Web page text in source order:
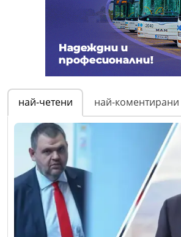
най-четени най-коментирани